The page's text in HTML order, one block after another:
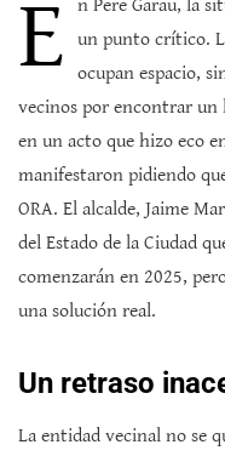
E
n Pere Garau, la
un punto crítico.
ocupan espacio,
vecinos por encontrar un
en un acto que hizo eco
manifestaron pidiendo
ORA. El alcalde, Jaime
del Estado de la Ciudad
comenzarán en 2025,
una solución real.
Un retraso
La entidad vecinal no se